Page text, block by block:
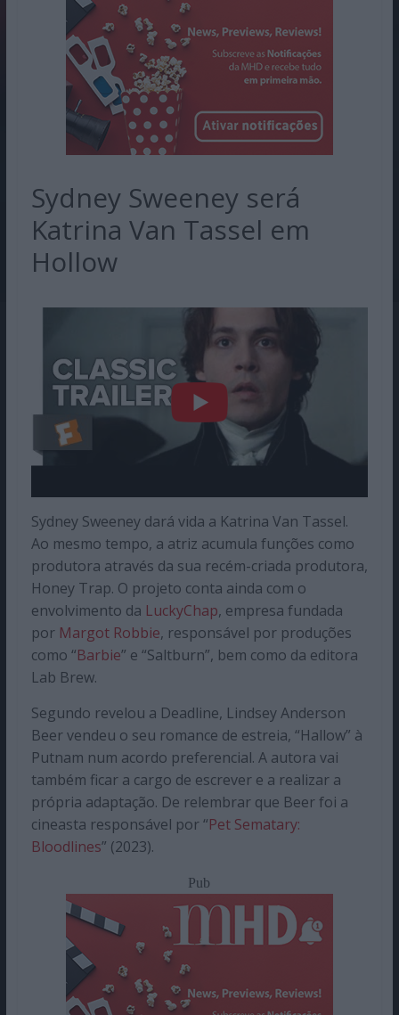
Sydney Sweeney será
Katrina Van Tassel em
Hollow
Sydney Sweeney dará vida a Katrina Van Tassel.
Ao mesmo tempo, a atriz acumula funções como
produtora através da sua recém-criada produtora,
Honey Trap. O projeto conta ainda com o
envolvimento da LuckyChap, empresa fundada
por Margot Robbie, responsável por produções
como “Barbie” e “Saltburn”, bem como da editora
Lab Brew.
Segundo revelou a Deadline, Lindsey Anderson
Beer vendeu o seu romance de estreia, “Hallow” à
Putnam num acordo preferencial. A autora vai
também ficar a cargo de escrever e a realizar a
própria adaptação. De relembrar que Beer foi a
cineasta responsável por “Pet Sematary:
Bloodlines” (2023).
Pub